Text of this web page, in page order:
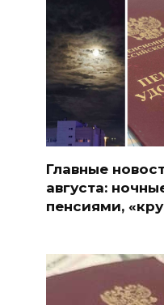
Главные
августа:
пенсиями,